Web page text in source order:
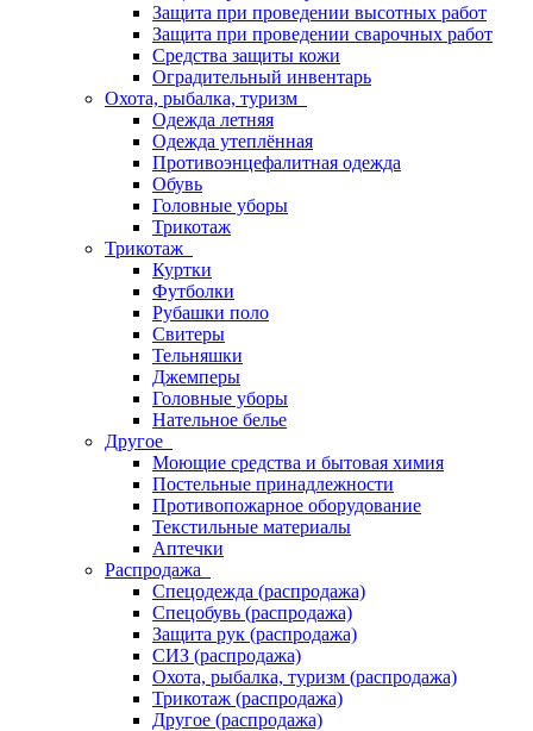
Защита при проведении высотных работ
Защита при проведении сварочных работ
Средства защиты кожи
Оградительный инвентарь
Охота, рыбалка, туризм
Одежда летняя
Одежда утеплённая
Противоэнцефалитная одежда
Обувь
Головные уборы
Трикотаж
Трикотаж
Куртки
Футболки
Рубашки поло
Свитеры
Тельняшки
Джемперы
Головные уборы
Нательное белье
Другое
Моющие средства и бытовая химия
Постельные принадлежности
Противопожарное оборудование
Текстильные материалы
Аптечки
Распродажа
Спецодежда (распродажа)
Спецобувь (распродажа)
Защита рук (распродажа)
СИЗ (распродажа)
Охота, рыбалка, туризм (распродажа)
Трикотаж (распродажа)
Другое (распродажа)